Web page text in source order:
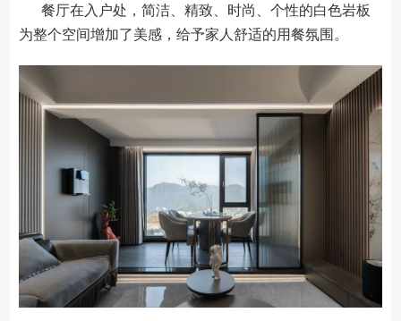
餐厅在入户处，简洁、精致、时尚、个性的白色岩板
为整个空间增加了美感，给予家人舒适的用餐氛围。